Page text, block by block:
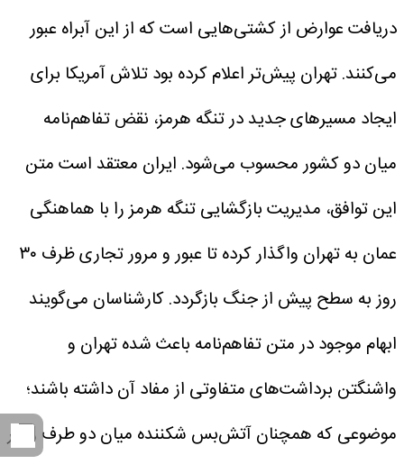
دریافت عوارض از کشتی‌هایی است که از این آبراه عبور
می‌کنند.تهران پیش‌تر اعلام کرده بود تلاش آمریکا برای
ایجاد مسیرهای جدید در تنگه هرمز، نقض تفاهم‌نامه
میان دو کشور محسوب می‌شود. ایران معتقد است متن
این توافق، مدیریت بازگشایی تنگه هرمز را با هماهنگی
عمان به تهران واگذار کرده تا عبور و مرور تجاری ظرف ۳۰
روز به سطح پیش از جنگ بازگردد.کارشناسان می‌گویند
ابهام موجود در متن تفاهم‌نامه باعث شده تهران و
واشنگتن برداشت‌های متفاوتی از مفاد آن داشته باشند؛
موضوعی که همچنان آتش‌بس شکننده میان دو طرف را در